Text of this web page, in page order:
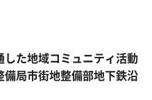
した地域コミュニティ活動
局市街地整備部地下鉄沿